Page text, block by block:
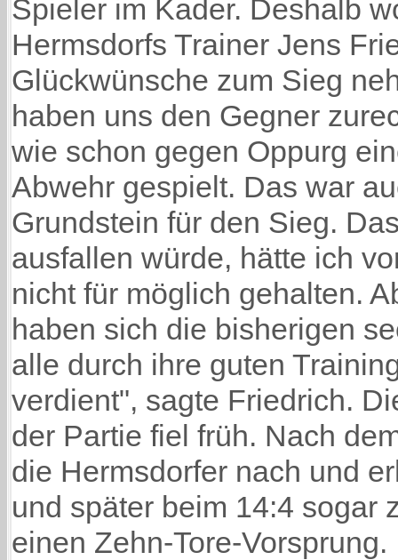
Spieler im Kader. Deshalb
Hermsdorfs Trainer Jens
Glückwünsche zum Sieg
haben uns den Gegner
wie schon gegen Oppurg
Abwehr gespielt. Das war
Grundstein für den Sieg.
ausfallen würde, hätte ich
nicht für möglich gehalten.
haben sich die bisherigen
alle durch ihre guten
verdient", sagte Friedrich.
der Partie fiel früh. Nach
die Hermsdorfer nach und
und später beim 14:4 sogar
einen Zehn-Tore-Vorsprung.